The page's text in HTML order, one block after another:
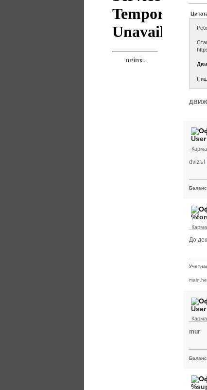
ДВИЖ
User
dvizъ!
До
User
mur